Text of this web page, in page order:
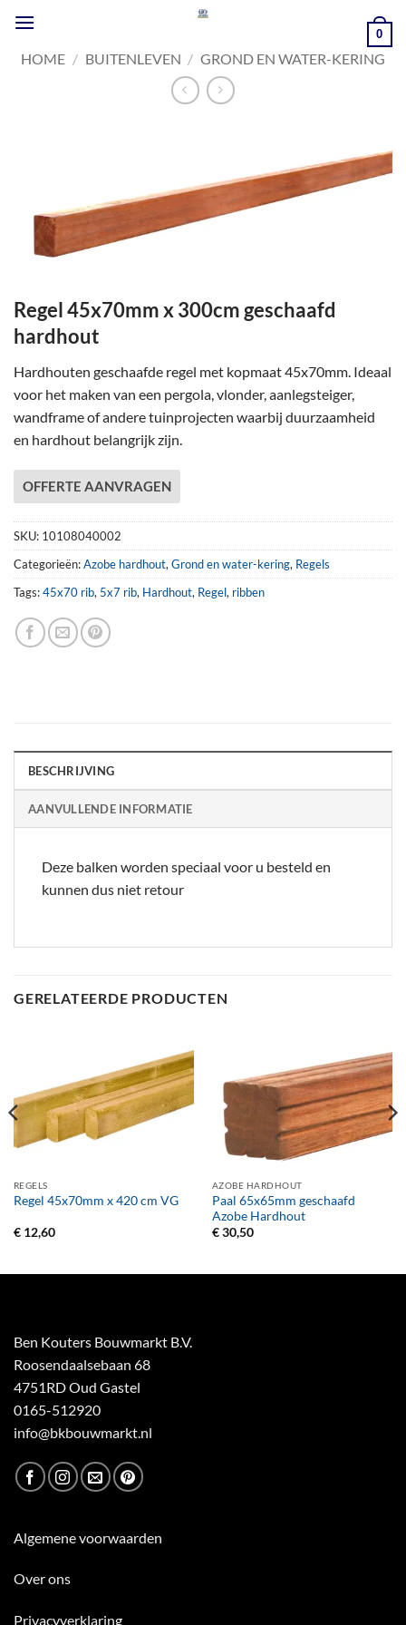
naar
inhoud
0
HOME / BUITENLEVEN / GROND EN WATER-KERING
Regel 45x70mm x 300cm geschaafd
hardhout
Hardhouten geschaafde regel met kopmaat 45x70mm. Ideaal
voor het maken van een pergola, vlonder, aanlegsteiger,
wandframe of andere tuinprojecten waarbij duurzaamheid
en hardhout belangrijk zijn.
OFFERTE AANVRAGEN
SKU: 10108040002
Categorieën:Azobe hardhout, Grond en water-kering, Regels
Tags:45x70 rib, 5x7 rib, Hardhout, Regel, ribben
BESCHRIJVING
AANVULLENDE INFORMATIE
Deze balken worden speciaal voor u besteld en
kunnen dus niet retour
GERELATEERDE PRODUCTEN
REGELS
Regel 45x70mm x 420 cm VG
€12,60
AZOBE HARDHOUT
Paal 65x65mm geschaafd
Azobe Hardhout
€30,50
Ben Kouters Bouwmarkt B.V.
Roosendaalsebaan 68
4751RD Oud Gastel
0165-512920
info@bkbouwmarkt.nl
Algemene voorwaarden
Over ons
Privacyverklaring